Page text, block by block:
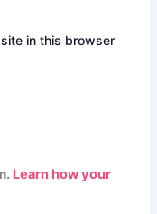
in this browser
Learn how your